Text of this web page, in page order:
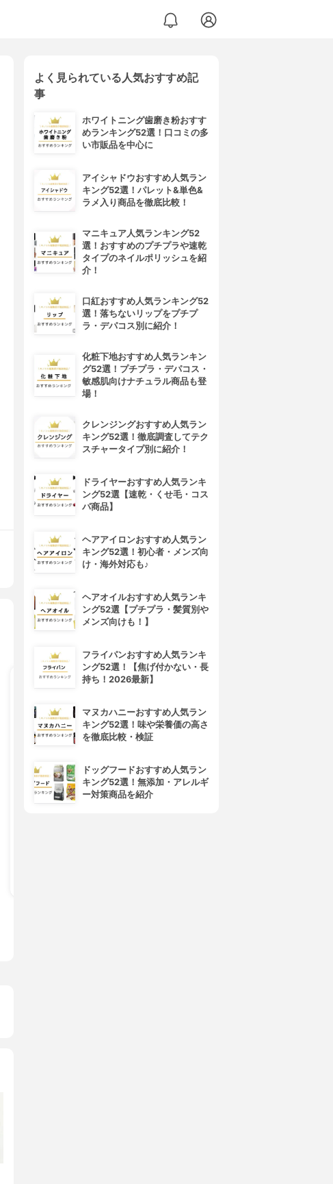
よく見られている人気おすすめ記
事
ホワイトニング歯磨き粉おすす
めランキング52選！口コミの多
い市販品を中心に
アイシャドウおすすめ人気ラン
キング52選！パレット&単色&
ラメ入り商品を徹底比較！
マニキュア人気ランキング52
選！おすすめのプチプラや速乾
タイプのネイルポリッシュを紹
介！
口紅おすすめ人気ランキング52
選！落ちないリップをプチプ
ラ・デパコス別に紹介！
化粧下地おすすめ人気ランキン
グ52選！プチプラ・デパコス・
敏感肌向けナチュラル商品も登
場！
クレンジングおすすめ人気ラン
キング52選！徹底調査してテク
スチャータイプ別に紹介！
ドライヤーおすすめ人気ランキ
ング52選【速乾・くせ毛・コス
パ商品】
ヘアアイロンおすすめ人気ラン
キング52選！初心者・メンズ向
け・海外対応も♪
ヘアオイルおすすめ人気ランキ
ング52選【プチプラ・髪質別や
メンズ向けも！】
フライパンおすすめ人気ランキ
ング52選！【焦げ付かない・長
持ち！2026最新】
マヌカハニーおすすめ人気ラン
キング52選！味や栄養価の高さ
を徹底比較・検証
ドッグフードおすすめ人気ラン
キング52選！無添加・アレルギ
ー対策商品を紹介